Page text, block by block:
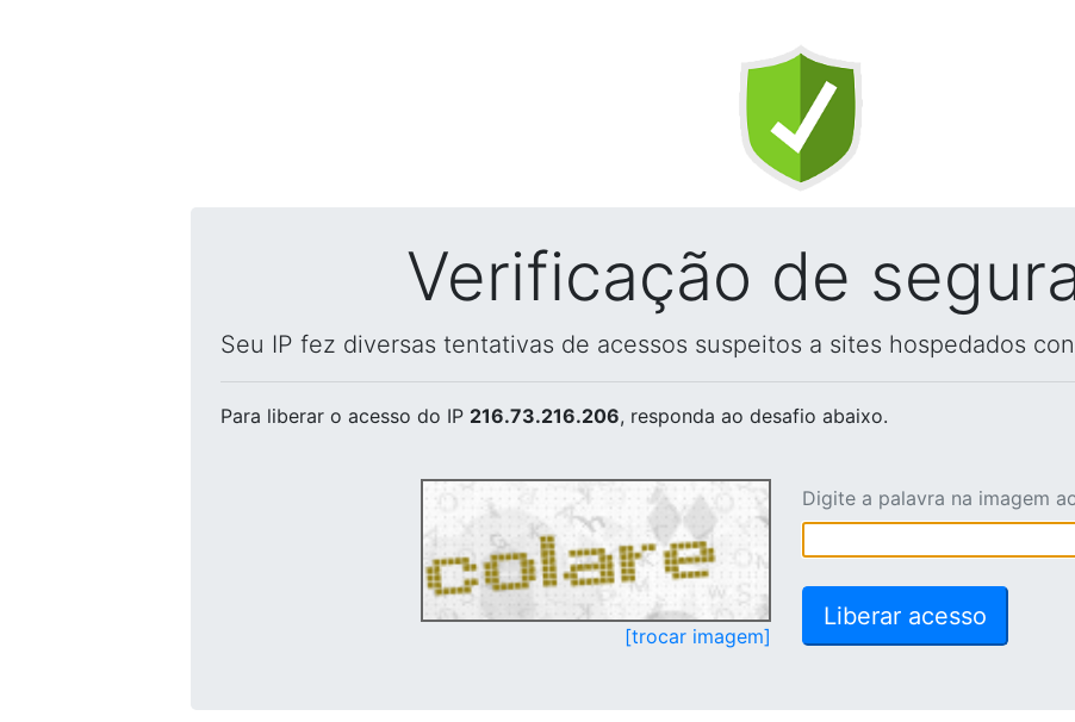
Verificação de
Seu IP fez diversas tentativas de acessos suspeitos a sites hospedados
Para liberar o acesso do IP 216.73.216.206, responda ao desafio abaixo.
[trocar imagem]
Digite a palavra na imagem